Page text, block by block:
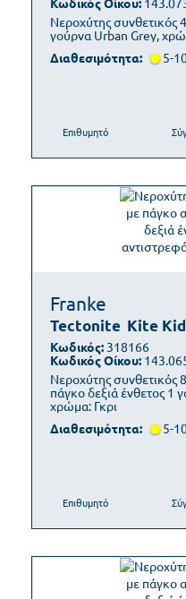
Νεροχύτης συνθετικός
γούρνα Urban Grey,
Διαθεσιμότητα: 5-
Επιθυμητό
Franke
Tectonite Kite
Νεροχύτης συνθετικός
πάγκο δεξιά ένθετος 1
χρώμα: Γκρι
Κωδικός: 318166
Κωδικός Οίκου:
Διαθεσιμότητα: 5-
Επιθυμητό